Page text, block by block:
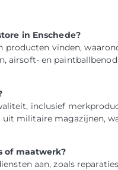
in Enschede?
producten vinden,
airsoft- en
inclusief
militaire magazijnen,
of maatwerk?
aan, zoals